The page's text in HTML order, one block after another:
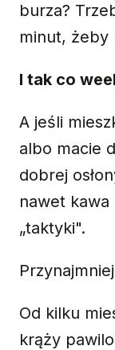
burza?
minut, żeby
I tak co
A jeśli
albo macie
dobrej
nawet kawa
„taktyki".
Od kilku
krąży